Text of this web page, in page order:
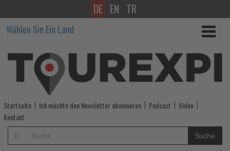
OUTRIGGER
eröffnet
neues
Luxusresort
auf
Phi
Phi
DE EN TR
Wählen Sie Ein Land
Startseite Ich möchte den Newsletter abonnieren Podcast
Video
Kontakt
Suche